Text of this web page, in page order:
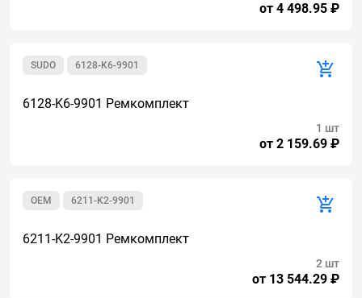
от 4 498.95 ₽
6128-K6-9901
SUDO
6128-K6-9901 Ремкомплект
от 2 159.69 ₽
1 шт
6211-K2-9901
OEM
6211-K2-9901 Ремкомплект
от 13 544.29 ₽
2 шт